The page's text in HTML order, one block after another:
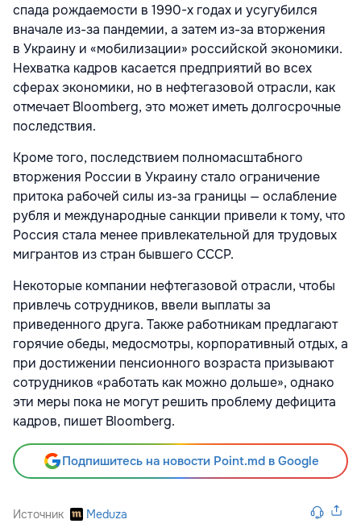
спада рождаемости в 1990-х годах и усугубился
вначале из-за пандемии, а затем из-за вторжения
в Украину и «мобилизации» российской экономики.
Нехватка кадров касается предприятий во всех
сферах экономики, но в нефтегазовой отрасли, как
отмечает Bloomberg, это может иметь долгосрочные
последствия.
Кроме того, последствием полномасштабного
вторжения России в Украину стало ограничение
притока рабочей силы из-за границы — ослабление
рубля и международные санкции привели к тому, что
Россия стала менее привлекательной для трудовых
мигрантов из стран бывшего СССР.
Некоторые компании нефтегазовой отрасли, чтобы
привлечь сотрудников, ввели выплаты за
приведенного друга. Также работникам предлагают
горячие обеды, медосмотры, корпоративный отдых, а
при достижении пенсионного возраста призывают
сотрудников «работать как можно дольше», однако
эти меры пока не могут решить проблему дефицита
кадров, пишет Bloomberg.
Подпишитесь на новости Point.md в Google
Источник Meduza